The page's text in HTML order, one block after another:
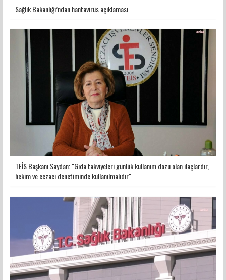
Sağlık Bakanlığı’ndan hantavirüs açıklaması
TEİS Başkanı Saydan: "Gıda takviyeleri günlük kullanım dozu olan ilaçlardır,
hekim ve eczacı denetiminde kullanılmalıdır"